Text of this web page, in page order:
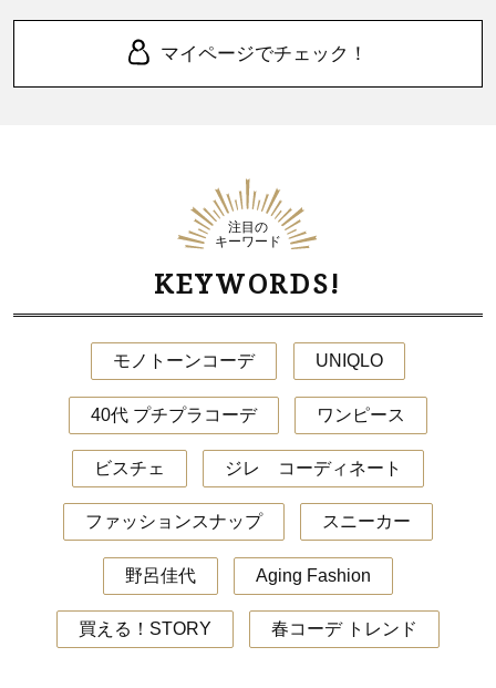
マイページでチェック！
注目の
キーワード
KEYWORDS!
モノトーンコーデ UNIQLO
40代 プチプラコーデ ワンピース
ビスチェ ジレ コーディネート
ファッションスナップ スニーカー
野呂佳代 Aging Fashion
買える！STORY 春コーデ トレンド